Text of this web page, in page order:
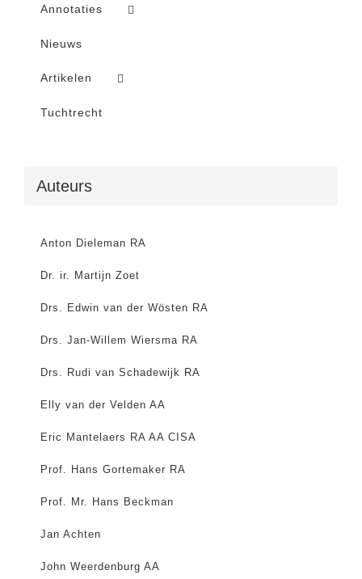
Annotaties
Nieuws
Artikelen
Tuchtrecht
Auteurs
Anton Dieleman RA
Dr. ir. Martijn Zoet
Drs. Edwin van der Wösten RA
Drs. Jan-Willem Wiersma RA
Drs. Rudi van Schadewijk RA
Elly van der Velden AA
Eric Mantelaers RA AA CISA
Prof. Hans Gortemaker RA
Prof. Mr. Hans Beckman
Jan Achten
John Weerdenburg AA